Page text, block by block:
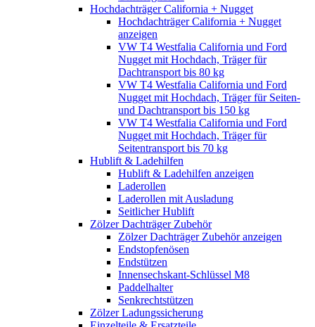
Hochdachträger California + Nugget
Hochdachträger California + Nugget
anzeigen
VW T4 Westfalia California und Ford
Nugget mit Hochdach, Träger für
Dachtransport bis 80 kg
VW T4 Westfalia California und Ford
Nugget mit Hochdach, Träger für Seiten-
und Dachtransport bis 150 kg
VW T4 Westfalia California und Ford
Nugget mit Hochdach, Träger für
Seitentransport bis 70 kg
Hublift & Ladehilfen
Hublift & Ladehilfen anzeigen
Laderollen
Laderollen mit Ausladung
Seitlicher Hublift
Zölzer Dachträger Zubehör
Zölzer Dachträger Zubehör anzeigen
Endstopfenösen
Endstützen
Innensechskant-Schlüssel M8
Paddelhalter
Senkrechtstützen
Zölzer Ladungssicherung